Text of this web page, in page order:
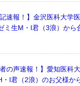
記速報！】金沢医科大学
ミ生M・I君（3浪）から
者の声速報！】愛知医科
I君（2浪）のお父様か